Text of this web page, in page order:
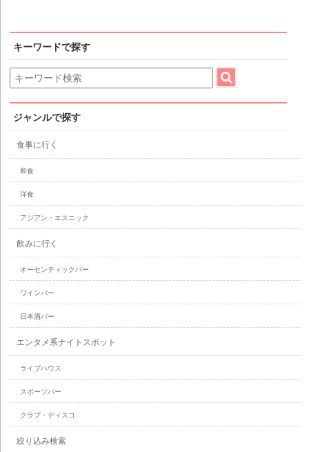
キーワードで探す
ジャンルで探す
食事に行く
和食
洋食
アジアン・エスニック
飲みに行く
オーセンティックバー
ワインバー
日本酒バー
エンタメ系ナイトスポット
ライブハウス
スポーツバー
クラブ・ディスコ
絞り込み検索